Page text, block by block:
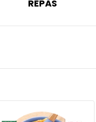
REPAS